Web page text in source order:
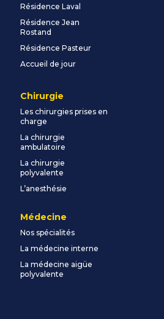
Résidence Laval
Résidence Jean
Rostand
Résidence Pasteur
Accueil de jour
Chirurgie
Les chirurgies prises en
charge
La chirurgie
ambulatoire
La chirurgie
polyvalente
L’anesthésie
Médecine
Nos spécialités
La médecine interne
La médecine aigüe
polyvalente